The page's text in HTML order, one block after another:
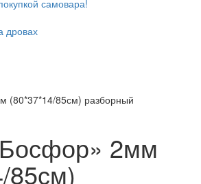
самовара!
дровах
(80*37*14/85см) разборный
2мм
85см)